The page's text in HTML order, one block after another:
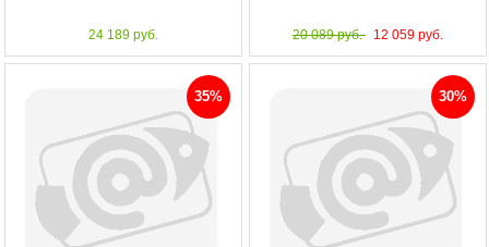
24 189 руб. 20 089 руб. 12 059 руб.
35% 30%